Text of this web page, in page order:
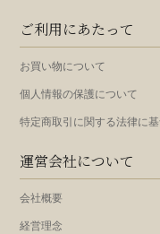
ご利用にあたって
お買い物について
個人情報の保護について
特定商取引に関する法律に
運営会社について
会社概要
経営理念